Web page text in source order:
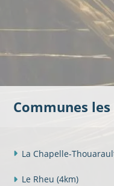
Communes
La Chapelle-
Le Rheu (4km)